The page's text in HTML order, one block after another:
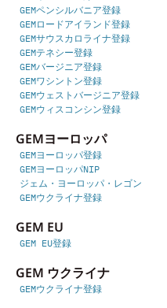
GEMペンシルバニア登録
GEMロードアイランド登録
GEMサウスカロライナ登録
GEMテネシー登録
GEMバージニア登録
GEMワシントン登録
GEMウェストバージニア登録
GEMウィスコンシン登録
GEMヨーロッパ
GEMヨーロッパ登録
GEMヨーロッパNIP
ジェム・ヨーロッパ・レゴン
GEMウクライナ登録
GEM EU
GEM EU登録
GEM ウクライナ
GEMウクライナ登録